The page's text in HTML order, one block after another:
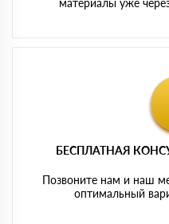
материалы уже
БЕСПЛАТНАЯ
Позвоните нам и наш
оптимальный